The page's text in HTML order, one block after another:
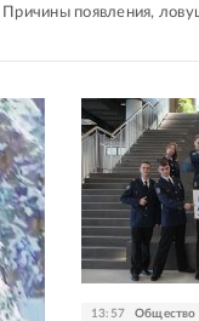
Причины появления,
13:57 Общество